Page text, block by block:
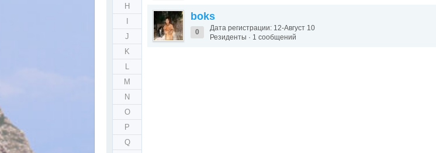
H
J
K
L
M
N
O
P
Q
boks
0
Дата регистрации: 12-Август 10
Резиденты · 1 сообщений